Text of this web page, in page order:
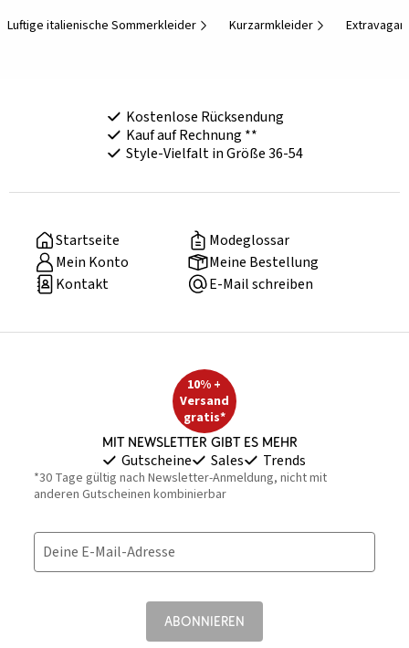
Luftige italienische Sommerkleider Kurzarmkleider
Kostenlose Rücksendung
Kauf auf Rechnung **
Style-Vielfalt in Größe 36-54
Startseite
Modeglossar
Mein Konto
Meine Bestellung
Kontakt
E-Mail schreiben
10% +
Versand
gratis*
Mit Newsletter gibt es mehr
Gutscheine Sales Trends
*30 Tage gültig nach Newsletter-Anmeldung, nicht mit
anderen Gutscheinen kombinierbar
Deine E-Mail-Adresse
ABONNIEREN